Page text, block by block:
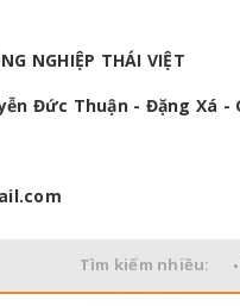
NGHIỆP THÁI VIỆT
Đức Thuận - Đặng Xá -
Tìm kiếm nhiều: